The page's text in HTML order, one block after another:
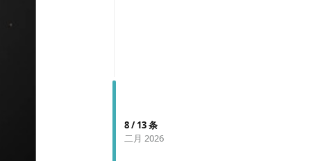
8/13条
二月 2026